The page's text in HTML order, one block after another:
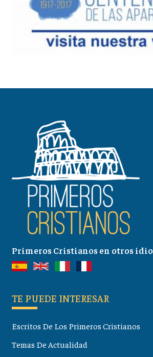
Primeros Cristianos en otros
TE PUEDE INTERESAR
Escritos De Los Primeros Cristianos
Temas De Actualidad